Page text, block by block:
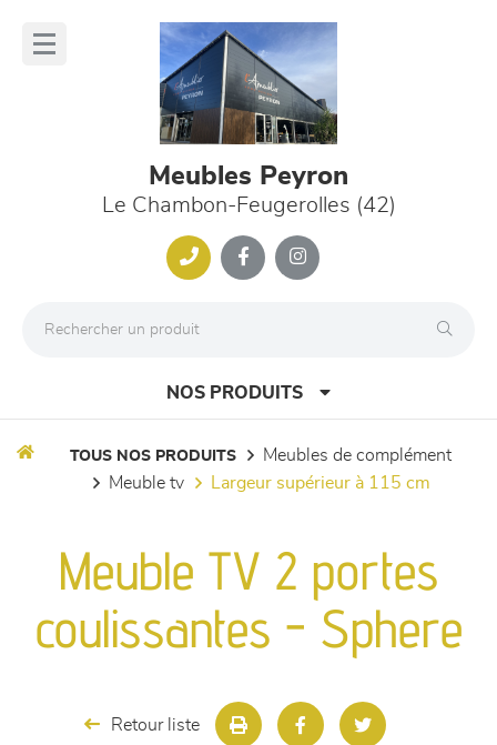
Meubles Peyron
Le Chambon-Feugerolles (42)
NOS PRODUITS
séjours
meubles de complément
TOUS NOS PRODUITS
meubles de complément
meuble tv
largeur supérieur à 115 cm
Meuble TV 2 portes
coulissantes - Sphere
Retour liste